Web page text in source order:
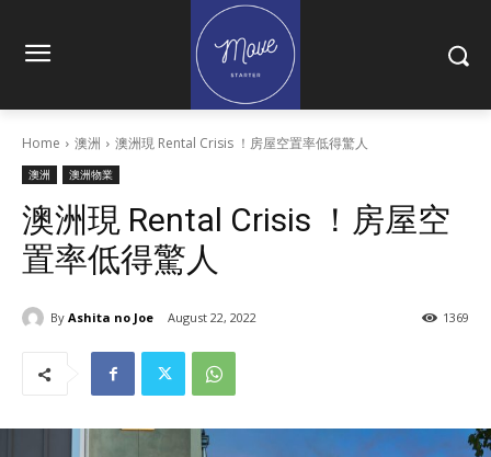
Home 澳洲 澳洲現 Rental Crisis ！房屋空置率低得驚人
澳洲 澳洲物業
澳洲現 Rental Crisis ！房屋空
置率低得驚人
By Ashita no Joe August 22, 2022 1369